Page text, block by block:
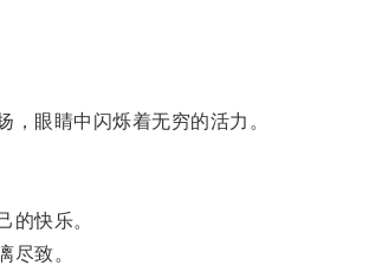
眼睛中闪烁着无穷的活力。
快乐。
致。